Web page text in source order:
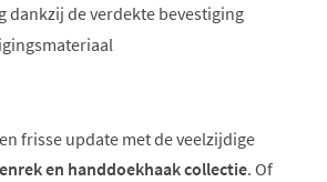
dankzij de verdekte bevestiging
frisse update met de veelzijdige
en handdoekhaak collectie. Of